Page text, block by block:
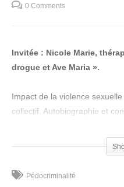
0 Comments
Invitée : Nicole Marie,
drogue et Ave Maria ».
Impact de la violence
collectif. Autobiographie et
Comportements inappropriés
sacré et l’innocence ciblés
arme de guerre spirituelle.
Pédocriminalité